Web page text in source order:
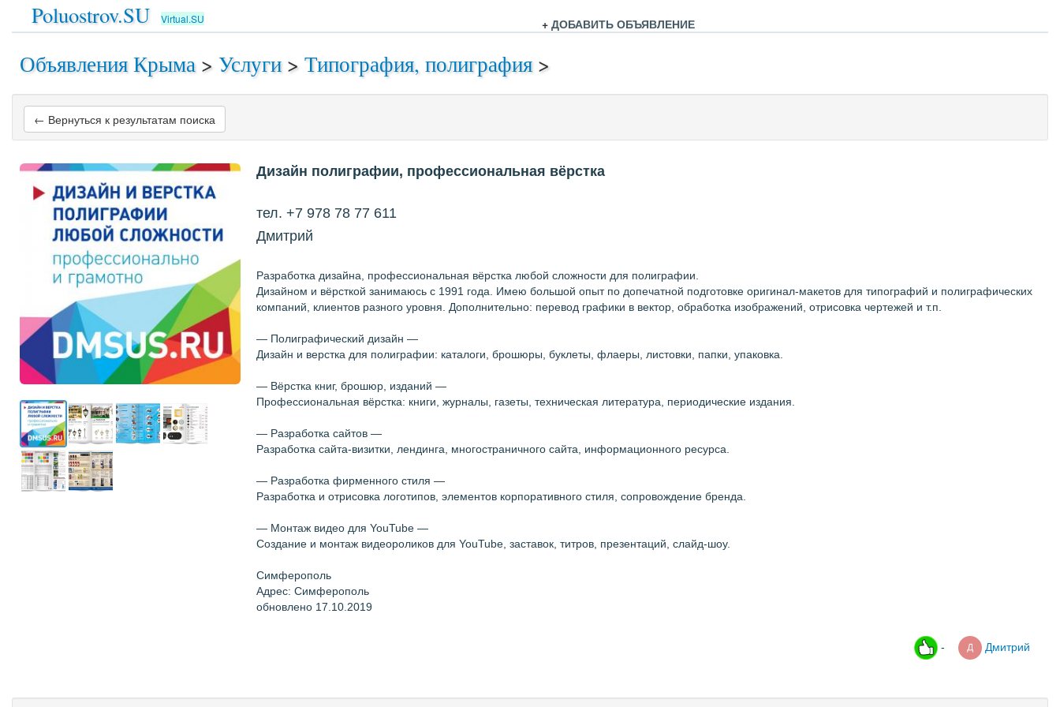
Poluostrov.SU Virtual.SU + ДОБАВИТЬ ОБЪЯВЛЕНИЕ
Объявления Крыма > Услуги > Типография, полиграфия >
← Вернуться к результатам поиска
Дизайн полиграфии, профессиональная вёрстка
тел. +7 978 78 77 611
Дмитрий
Разработка дизайна, профессиональная вёрстка любой сложности для полиграфии.
Дизайном и вёрсткой занимаюсь с 1991 года. Имею большой опыт по допечатной подготовке оригинал-макетов для типографий и полиграфических
компаний, клиентов разного уровня. Дополнительно: перевод графики в вектор, обработка изображений, отрисовка чертежей и т.п.
— Полиграфический дизайн —
Дизайн и верстка для полиграфии: каталоги, брошюры, буклеты, флаеры, листовки, папки, упаковка.
— Вёрстка книг, брошюр, изданий —
Профессиональная вёрстка: книги, журналы, газеты, техническая литература, периодические издания.
— Разработка сайтов —
Разработка сайта-визитки, лендинга, многостраничного сайта, информационного ресурса.
— Разработка фирменного стиля —
Разработка и отрисовка логотипов, элементов корпоративного стиля, сопровождение бренда.
— Монтаж видео для YouTube —
Создание и монтаж видеороликов для YouTube, заставок, титров, презентаций, слайд-шоу.
Симферополь
Адрес: Симферополь
обновлено 17.10.2019
- Дмитрий